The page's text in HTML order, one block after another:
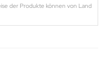
der Produkte können von Land